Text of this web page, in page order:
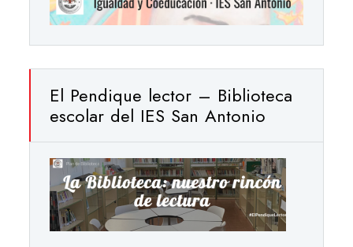
El Pendique lector – Biblioteca
escolar del IES San Antonio